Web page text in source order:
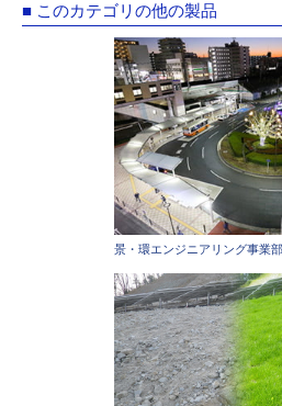
■ このカテゴリの他の製品
景・環エンジニアリング事業